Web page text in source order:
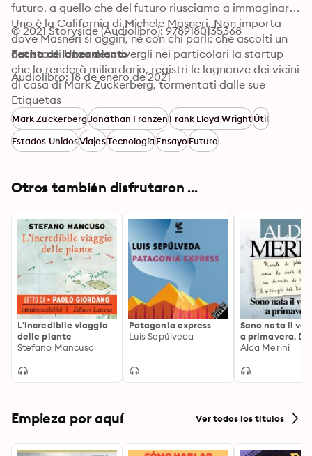
futuro, a quello che del futuro riusciamo a immaginare.
Uno è la California di Michele Masneri. Non importa
dove Masneri si aggiri, né con chi parli: che ascolti un
autista di Uber descrivergli nei particolari la startup
che lo renderà miliardario, registri le lagnanze dei vicini
di casa di Mark Zuckerberg, tormentati dalle sue
perenni ristrutturazioni di interni, esplori quanto
sopravvive dell'un tempo gioioso ecosistema gay, o si
faccia spiegare molto bene da Jonathan Franzen dove
il pianeta dovrebbe andare per salvarsi, quella che
lungo Frank Lloyd Wright, quando sosteneva che tutto
sufficientemente solido prima o poi comincerà a
scivolare verso la California.
© 2021 Storyside (Audiolibro): 9789180135368
Fecha de lanzamiento
Audiolibro: 18 de enero de 2021
Etiquetas
Mark ZuckerbergJonathan FranzenFrank Lloyd WrightÚtil
Estados UnidosViajesTecnologíaEnsayoFuturo
Otros también disfrutaron ...
L'incredibile viaggio
delle piante
Stefano Mancuso
Patagonia express
Luis Sepúlveda
Sono nata il
a primavera.
nuove poesie
Alda Merini
Empieza por aquí Ver todos los títulos